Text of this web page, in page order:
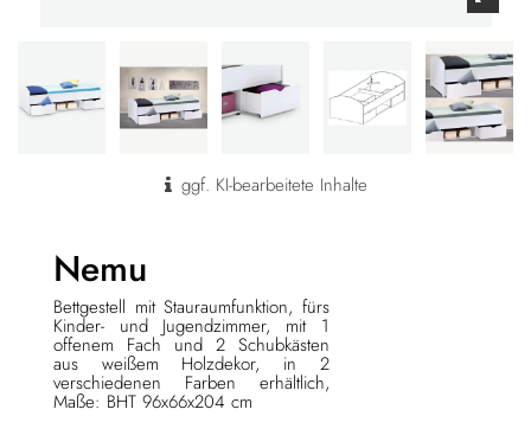
ggf. KI-bearbeitete Inhalte
Nemu
Bettgestell mit Stauraumfunktion, fürs
Kinder- und Jugendzimmer, mit 1
offenem Fach und 2 Schubkästen
aus weißem Holzdekor, in 2
verschiedenen Farben erhältlich,
Maße: BHT 96x66x204 cm